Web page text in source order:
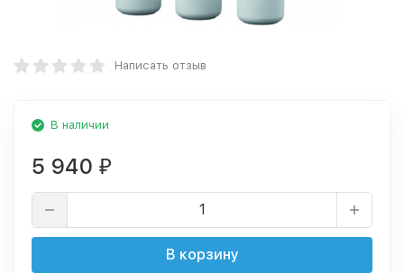
Написать отзыв
В наличии
5 940 ₽
В корзину